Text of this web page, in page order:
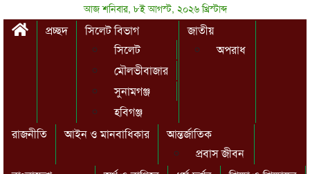
আজ শনিবার, ৮ই আগস্ট, ২০২৬ খ্রিস্টাব্দ
প্রচ্ছদ
সিলেট বিভাগ
সিলেট
মৌলভীবাজার
সুনামগঞ্জ
হবিগঞ্জ
জাতীয়
অপরাধ
রাজনীতি আইন ও মানবাধিকার
আন্তর্জাতিক
প্রবাস জীবন